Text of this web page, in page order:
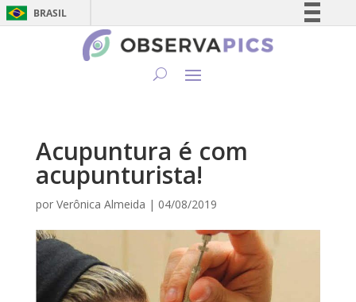
BRASIL
Simplifique!
Canais
Acupuntura é com
acupunturista!
por Verônica Almeida | 04/08/2019